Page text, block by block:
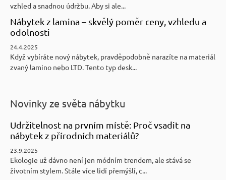
vzhled a snadnou údržbu. Aby si ale...
Nábytek z lamina – skvělý poměr ceny, vzhledu a
odolnosti
24.4.2025
Když vybíráte nový nábytek, pravděpodobně narazíte na materiál
zvaný lamino nebo LTD. Tento typ desk...
Novinky ze světa nábytku
Udržitelnost na prvním místě: Proč vsadit na
nábytek z přírodních materiálů?
23.9.2025
Ekologie už dávno není jen módním trendem, ale stává se
životním stylem. Stále více lidí přemýšlí, c...